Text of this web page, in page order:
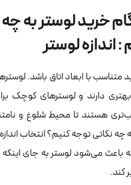
خرید لوستر به
: اندازه لوستر
متناسب با ابعاد اتاق باشد.
دارند و لوسترهای کوچک
هستند تا محیط شلوغ و
چه نکاتی توجه کنیم؟ انتخاب
باعث می‌شود لوستر به جای اینکه
کند.